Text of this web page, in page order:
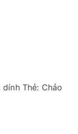
dính Thẻ: Chảo